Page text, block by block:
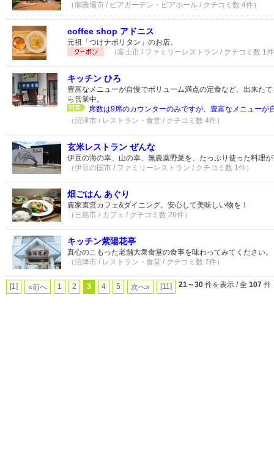
（御殿場市 / ビアガーデン・ビアホール / クチコミ数 4件）
coffee shop アドニス
元祖「つけナポリタン」のお店。
（富士市 / ファミリーレストラン / クチコミ数 1
キッチン ひろ
豊富なメニューが自慢でボリューム満点の定食など、出来た
ら営業中。
席数は9席のカウンターのみですが、豊富なメニューが
（沼津市 / レストラン・食堂 / クチコミ数 4件）
玄米レストラン ぜんな
伊豆の海の幸、山の幸、無農薬野菜を、たっぷり使った料理
（伊豆の国市 / ファミリーレストラン / クチコミ数 1件）
畑ごはん あぐり
農家直営カフェ&ダイニング。安心して美味しい物を！
（三島市 / カフェ / クチコミ数 26件）
キッチン紫陽花亭
真心のこもった老舗大衆食堂の食事を味わってみてください。
（沼津市 / レストラン・食堂 / クチコミ数 7件）
[1] «前へ 1 2 3 4 5 次へ» [11] 21～30 件を表示 / 全 107 件